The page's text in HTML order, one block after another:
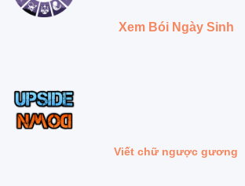
Xem Bói Ngày Sinh
Viết chữ ngược gương